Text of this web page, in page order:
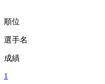
順位
選手名
成績
1